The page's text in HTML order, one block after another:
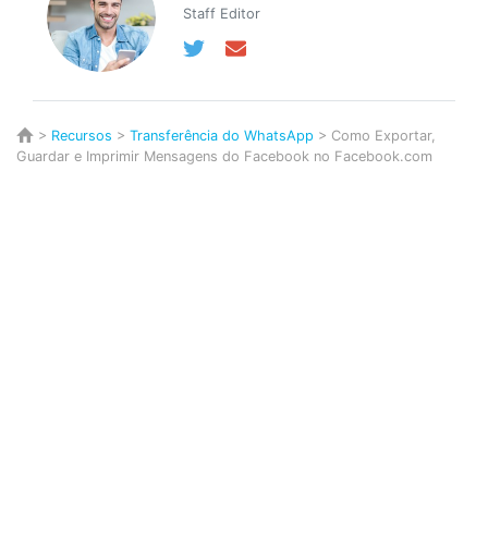
Staff Editor
> Recursos > Transferência do WhatsApp > Como Exportar,
Guardar e Imprimir Mensagens do Facebook no Facebook.com